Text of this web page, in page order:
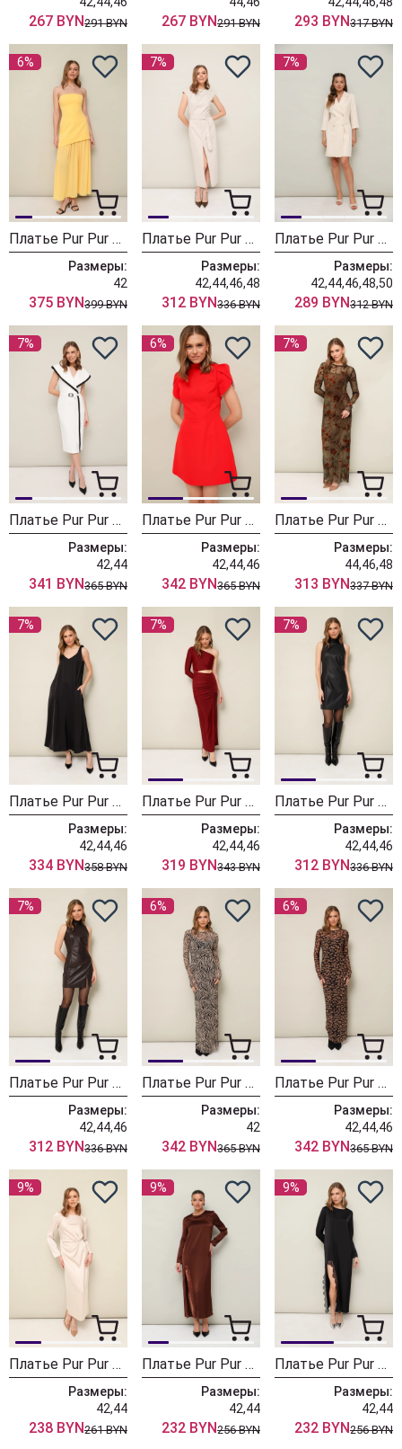
267 BYN291 BYN 267 BYN291 BYN 293 BYN317 BYN
6%
Платье Pur Pur 11-372
Размеры:
42
375 BYN399 BYN
7%
Платье Pur Pur 11-361-2
Размеры:
42,44,46,48
312 BYN336 BYN
7%
Платье Pur Pur 11-315-2
Размеры:
42,44,46,48,50
289 BYN312 BYN
7%
Платье Pur Pur 11-352/1
Размеры:
42,44
341 BYN365 BYN
6%
Платье Pur Pur 11-353
Размеры:
42,44,46
342 BYN365 BYN
7%
Платье Pur Pur 11-332/1
Размеры:
44,46,48
313 BYN337 BYN
7%
Платье Pur Pur 11-342
Размеры:
42,44,46
334 BYN358 BYN
7%
Платье Pur Pur 11-264/1
Размеры:
42,44,46
319 BYN343 BYN
7%
Платье Pur Pur 11-341
Размеры:
42,44,46
312 BYN336 BYN
7%
Платье Pur Pur 11-341/1
Размеры:
42,44,46
312 BYN336 BYN
6%
Платье Pur Pur 11-332/3
Размеры:
42
342 BYN365 BYN
6%
Платье Pur Pur 11-332/2
Размеры:
42,44,46
342 BYN365 BYN
9%
Платье Pur Pur 11-330/1
Размеры:
42,44
238 BYN261 BYN
9%
Платье Pur Pur 11-329/1
Размеры:
42,44
232 BYN256 BYN
9%
Платье Pur Pur 11-329
Размеры:
42,44
232 BYN256 BYN